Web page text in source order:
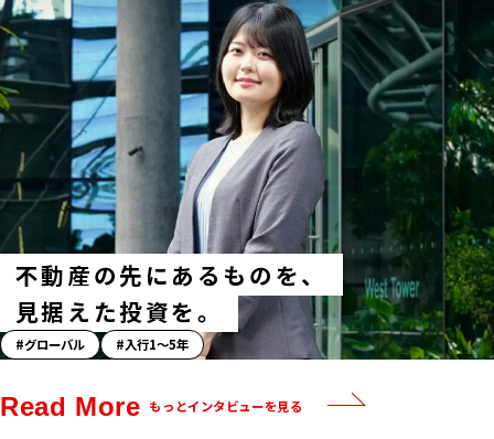
不動産の先にあるものを、
見据えた投資を。
「ス
ー
リ
グローバル 入行1〜5年
Read More もっとインタビューを見る